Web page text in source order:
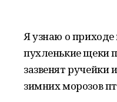
Я узнаю о
пухленькие щеки
зазвенят ручейки
зимних морозов